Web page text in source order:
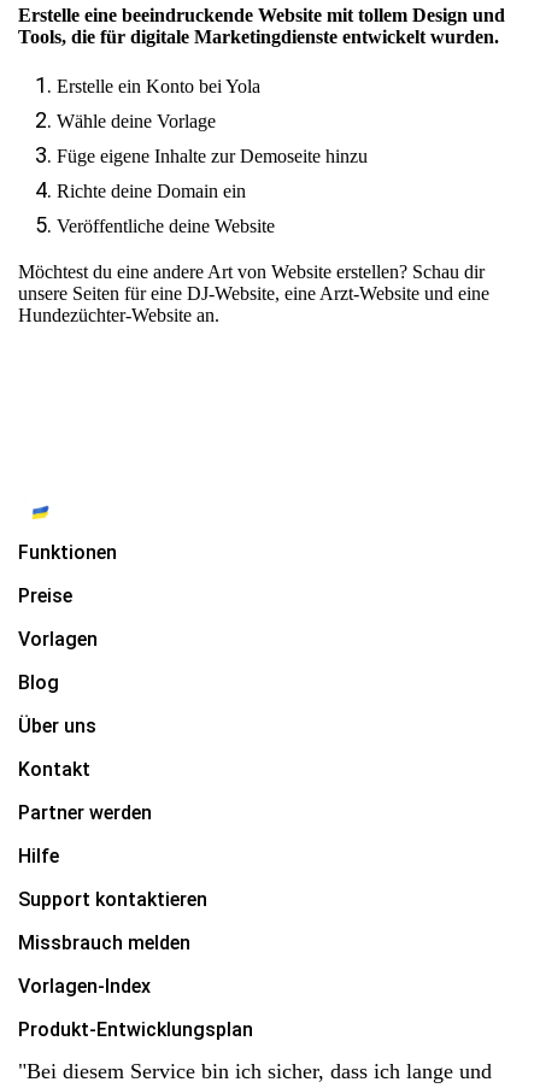
Erstelle eine beeindruckende Website mit tollem Design und
Tools, die für digitale Marketingdienste entwickelt wurden.
Erstelle ein Konto bei Yola
Wähle deine Vorlage
Füge eigene Inhalte zur Demoseite hinzu
Richte deine Domain ein
Veröffentliche deine Website
Möchtest du eine andere Art von Website erstellen? Schau dir
unsere Seiten füreine DJ-Website, eine Arzt-Website und eine
Hundezüchter-Website an.
Funktionen
Preise
Vorlagen
Blog
Über uns
Kontakt
Partner werden
Hilfe
Support kontaktieren
Missbrauch melden
Vorlagen-Index
Produkt-Entwicklungsplan
"Bei diesem Service bin ich sicher, dass ich lange und